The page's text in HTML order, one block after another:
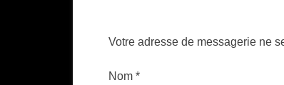
Votre adresse de messagerie ne
Nom *